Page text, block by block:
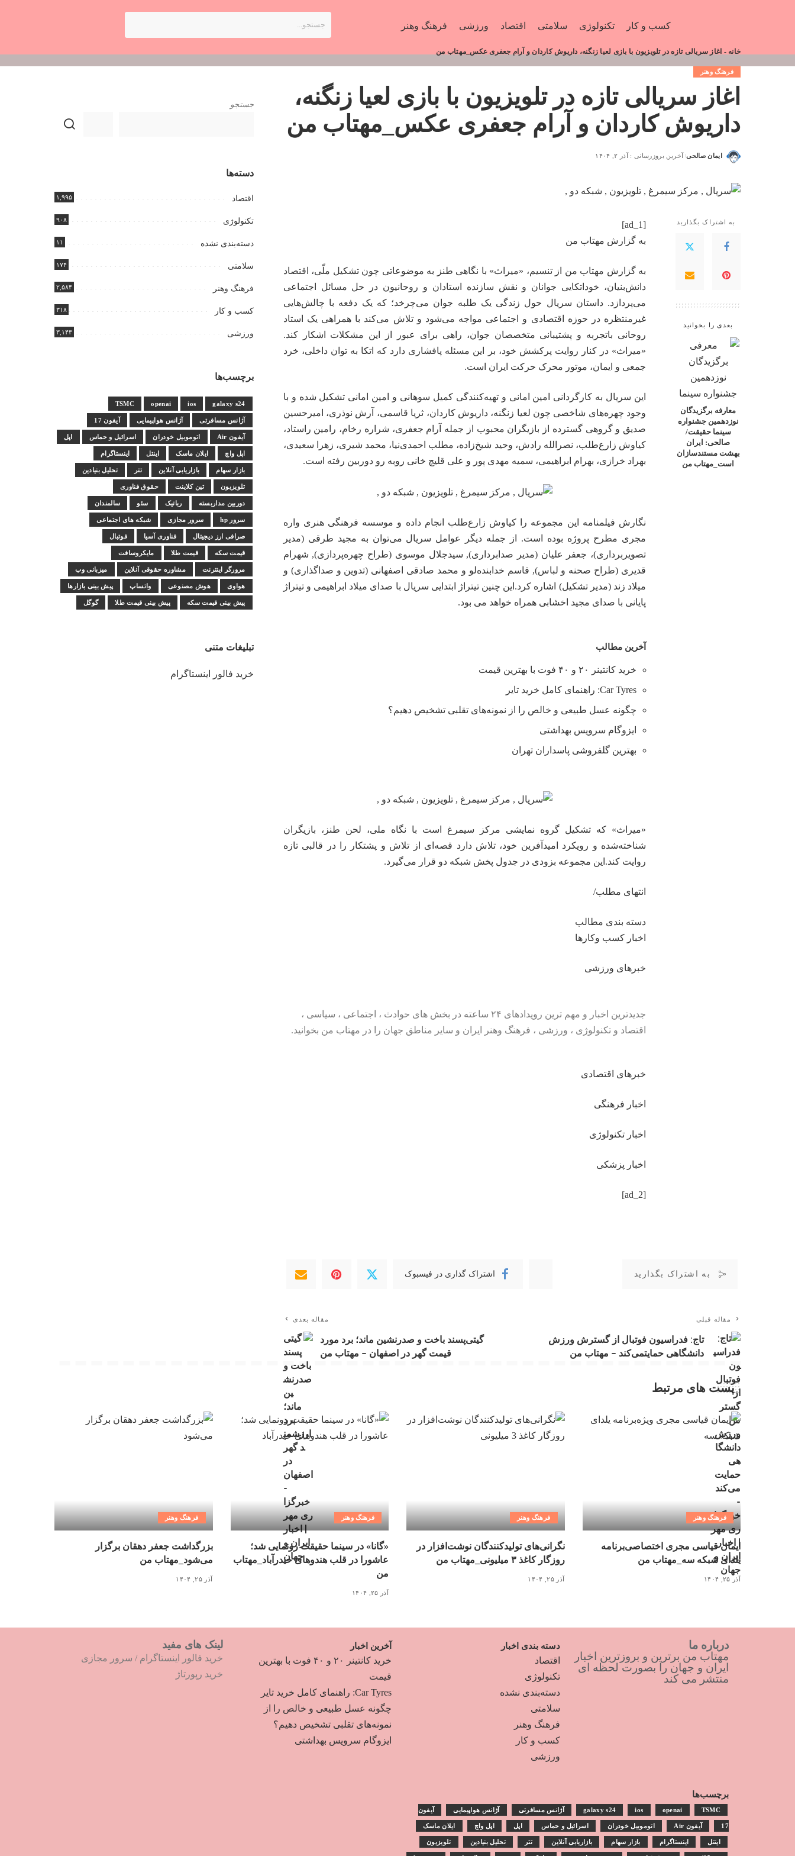
کسب و کار تکنولوژی سلامتی اقتصاد ورزشی فرهنگ وهنر
خانه - اغاز سریالی تازه در تلویزیون با بازی لعیا زنگنه، داریوش کاردان و آرام جعفری عکس_مهتاب من
فرهنگ وهنر
اغاز سریالی تازه در تلویزیون با بازی لعیا زنگنه،
داریوش کاردان و آرام جعفری عکس_مهتاب من
ایمان صالحی آخرین بروزرسانی : آذر ۲, ۱۴۰۴
به اشتراک بگذارید
بعدی را بخوانید
معارفه برگزیدگان
نوزدهمین جشنواره
سینما حقیقت/
صالحی: ایران
بهشت مستندسازان
است_مهتاب من
[ad_1]
به گزارش مهتاب من
به گزارش مهتاب من از تنسیم، «میراث» با نگاهی طنز به موضوعاتی چون تشکیل ملّی، اقتصاد
دانش‌بنیان، خوداتکایی جوانان و نقش سازنده استادان و روحانیون در حل مسائل اجتماعی
می‌پردازد. داستان سریال حول زندگی یک طلبه جوان می‌چرخد؛ که یک دفعه با چالش‌هایی
غیرمنتظره در حوزه اقتصادی و اجتماعی مواجه می‌شود و تلاش می‌کند با همراهی یک استاد
روحانی باتجربه و پشتیبانی متخصصان جوان، راهی برای عبور از این مشکلات اشکار کند.
«میراث» در کنار روایت پرکشش خود، بر این مسئله پافشاری دارد که اتکا به توان داخلی، خرد
جمعی و ایمان، موتور محرک حرکت ایران است.
این سریال به کارگردانی امین امانی و تهیه‌کنندگی کمیل سوهانی و امین امانی تشکیل شده و با
وجود چهره‌های شاخصی چون لعیا زنگنه، داریوش کاردان، ثریا قاسمی، آرش نوذری، امیرحسین
صدیق و گروهی گسترده از بازیگران محبوب از جمله آرام جعفری، شراره رخام، رامین راستاد،
کیاوش زارع‌طلب، نصرالله رادش، وحید شیخ‌زاده، مطلب احمدی‌نیا، محمد شیری، زهرا سعیدی،
بهراد خرازی، بهرام ابراهیمی، سمیه مهدی پور و علی قلیچ خانی روبه رو دوربین رفته است.
نگارش فیلمنامه این مجموعه را کیاوش زارع‌طلب انجام داده و موسسه فرهنگی هنری واره
مجری مطرح پروژه بوده است. از جمله دیگر عوامل سریال می‌توان به مجید طرقی (مدیر
تصویربرداری)، جعفر علیان (مدیر صدابرداری), سیدجلال موسوی (طراح چهره‌پردازی), شهرام
قدیری (طراح صحنه و لباس), قاسم خدابنده‌لو و محمد صادقی اصفهانی (تدوین و صداگذاری) و
میلاد زند (مدیر تشکیل) اشاره کرد.این چنین تیتراژ ابتدایی سریال با صدای میلاد ابراهیمی و تیتراژ
پایانی با صدای مجید اخشابی همراه خواهد می بود.
آخرین مطالب
خرید کانتینر ۲۰ و ۴۰ فوت با بهترین قیمت
Car Tyres: راهنمای کامل خرید تایر
چگونه عسل طبیعی و خالص را از نمونه‌های تقلبی تشخیص دهیم؟
ایزوگام سرویس بهداشتی
بهترین گلفروشی پاسداران تهران
«میراث» که تشکیل گروه نمایشی مرکز سیمرغ است با نگاه ملی، لحن طنز، بازیگران
شناخته‌شده و رویکرد امیدآفرین خود، تلاش دارد قصه‌ای از تلاش و پشتکار را در قالبی تازه
روایت کند.این مجموعه بزودی در جدول پخش شبکه دو قرار می‌گیرد.
انتهای مطلب/
دسته بندی مطالب
اخبار کسب وکارها
خبرهای ورزشی
جدیدترین اخبار و مهم ترین رویدادهای ۲۴ ساعته در بخش های حوادث ، اجتماعی ، سیاسی ،
اقتصاد و تکنولوژی ، ورزشی ، فرهنگ وهنر ایران و سایر مناطق جهان را در مهتاب من بخوانید.
خبرهای اقتصادی
اخبار فرهنگی
اخبار تکنولوژی
اخبار پزشکی
[ad_2]
به اشتراک بگذارید اشتراک گذاری در فیسبوک
مقاله قبلی
تاج: فدراسیون فوتبال از گسترش ورزش
دانشگاهی حمایتمی‌کند – مهتاب من
مقاله بعدی
گیتی‌پسند باخت و صدرنشین ماند؛ برد مورد
قیمت گهر در اصفهان – مهتاب من
جستجو
دسته‌ها
اقتصاد ۱,۹۹۵
تکنولوژی ۹۰۸
دسته‌بندی نشده ۱۱
سلامتی ۱۷۴
فرهنگ وهنر ۲,۵۸۴
کسب و کار ۳۱۸
ورزشی ۳,۱۴۳
برچسب‌ها
galaxy s24
ios
openai
TSMC
آژانس مسافرتی آژانس هواپیمایی آیفون 17
آیفون Air اتوموبیل خودران اسرائیل و حماس اپل
اپل واچ ایلان ماسک اینتل اینستاگرام
بازار سهام بازاریابی آنلاین تتر تحلیل بنیادین
تلویزیون تین کلاینت حقوق فناوری
دوربین مداربسته رباتیک سئو سالمندان
سرور hp سرور مجازی شبکه های اجتماعی
صرافی ارز دیجیتال فناوری آسیا فوتبال
قیمت سکه قیمت طلا مایکروسافت
مرورگر اینترنت مشاوره حقوقی آنلاین میزبانی وب
هواوی هوش مصنوعی واتساپ پیش بینی بازارها
پیش بینی قیمت سکه پیش بینی قیمت طلا گوگل
تبلیغات متنی
خرید فالور اینستاگرام
پست های مرتبط
فرهنگ وهنر
ایمان قیاسی مجری اختصاصی‌برنامه
یلدای شبکه سه_مهتاب من
آذر ۲۵, ۱۴۰۴
فرهنگ وهنر
نگرانی‌های تولیدکنندگان نوشت‌افزار در
روزگار کاغذ ۳ میلیونی_مهتاب من
آذر ۲۵, ۱۴۰۴
فرهنگ وهنر
«گانا» در سینما حقیقت رونمایی شد؛
عاشورا در قلب هندوهای حیدرآباد_مهتاب
من
آذر ۲۵, ۱۴۰۴
فرهنگ وهنر
بزرگداشت جعفر دهقان برگزار
می‌شود_مهتاب من
آذر ۲۵, ۱۴۰۴
درباره ما
مهتاب من برترین و بروزترین اخبار
ایران و جهان را بصورت لحظه ای
منتشر می کند
دسته بندی اخبار
اقتصاد
تکنولوژی
دسته‌بندی نشده
سلامتی
فرهنگ وهنر
کسب و کار
ورزشی
آخرین اخبار
خرید کانتینر ۲۰ و ۴۰ فوت با بهترین
قیمت
Car Tyres: راهنمای کامل خرید تایر
چگونه عسل طبیعی و خالص را از
نمونه‌های تقلبی تشخیص دهیم؟
ایزوگام سرویس بهداشتی
لینک های مفید
خرید فالور اینستاگرام / سرور مجازی
خرید رپورتاژ
برچسب‌ها
galaxy s24 ios openai TSMC آژانس مسافرتی آژانس هواپیمایی آیفون
17 آیفون Air اتوموبیل خودران اسرائیل و حماس اپل اپل واچ ایلان ماسک
اینتل اینستاگرام بازار سهام بازاریابی آنلاین تتر تحلیل بنیادین تلویزیون